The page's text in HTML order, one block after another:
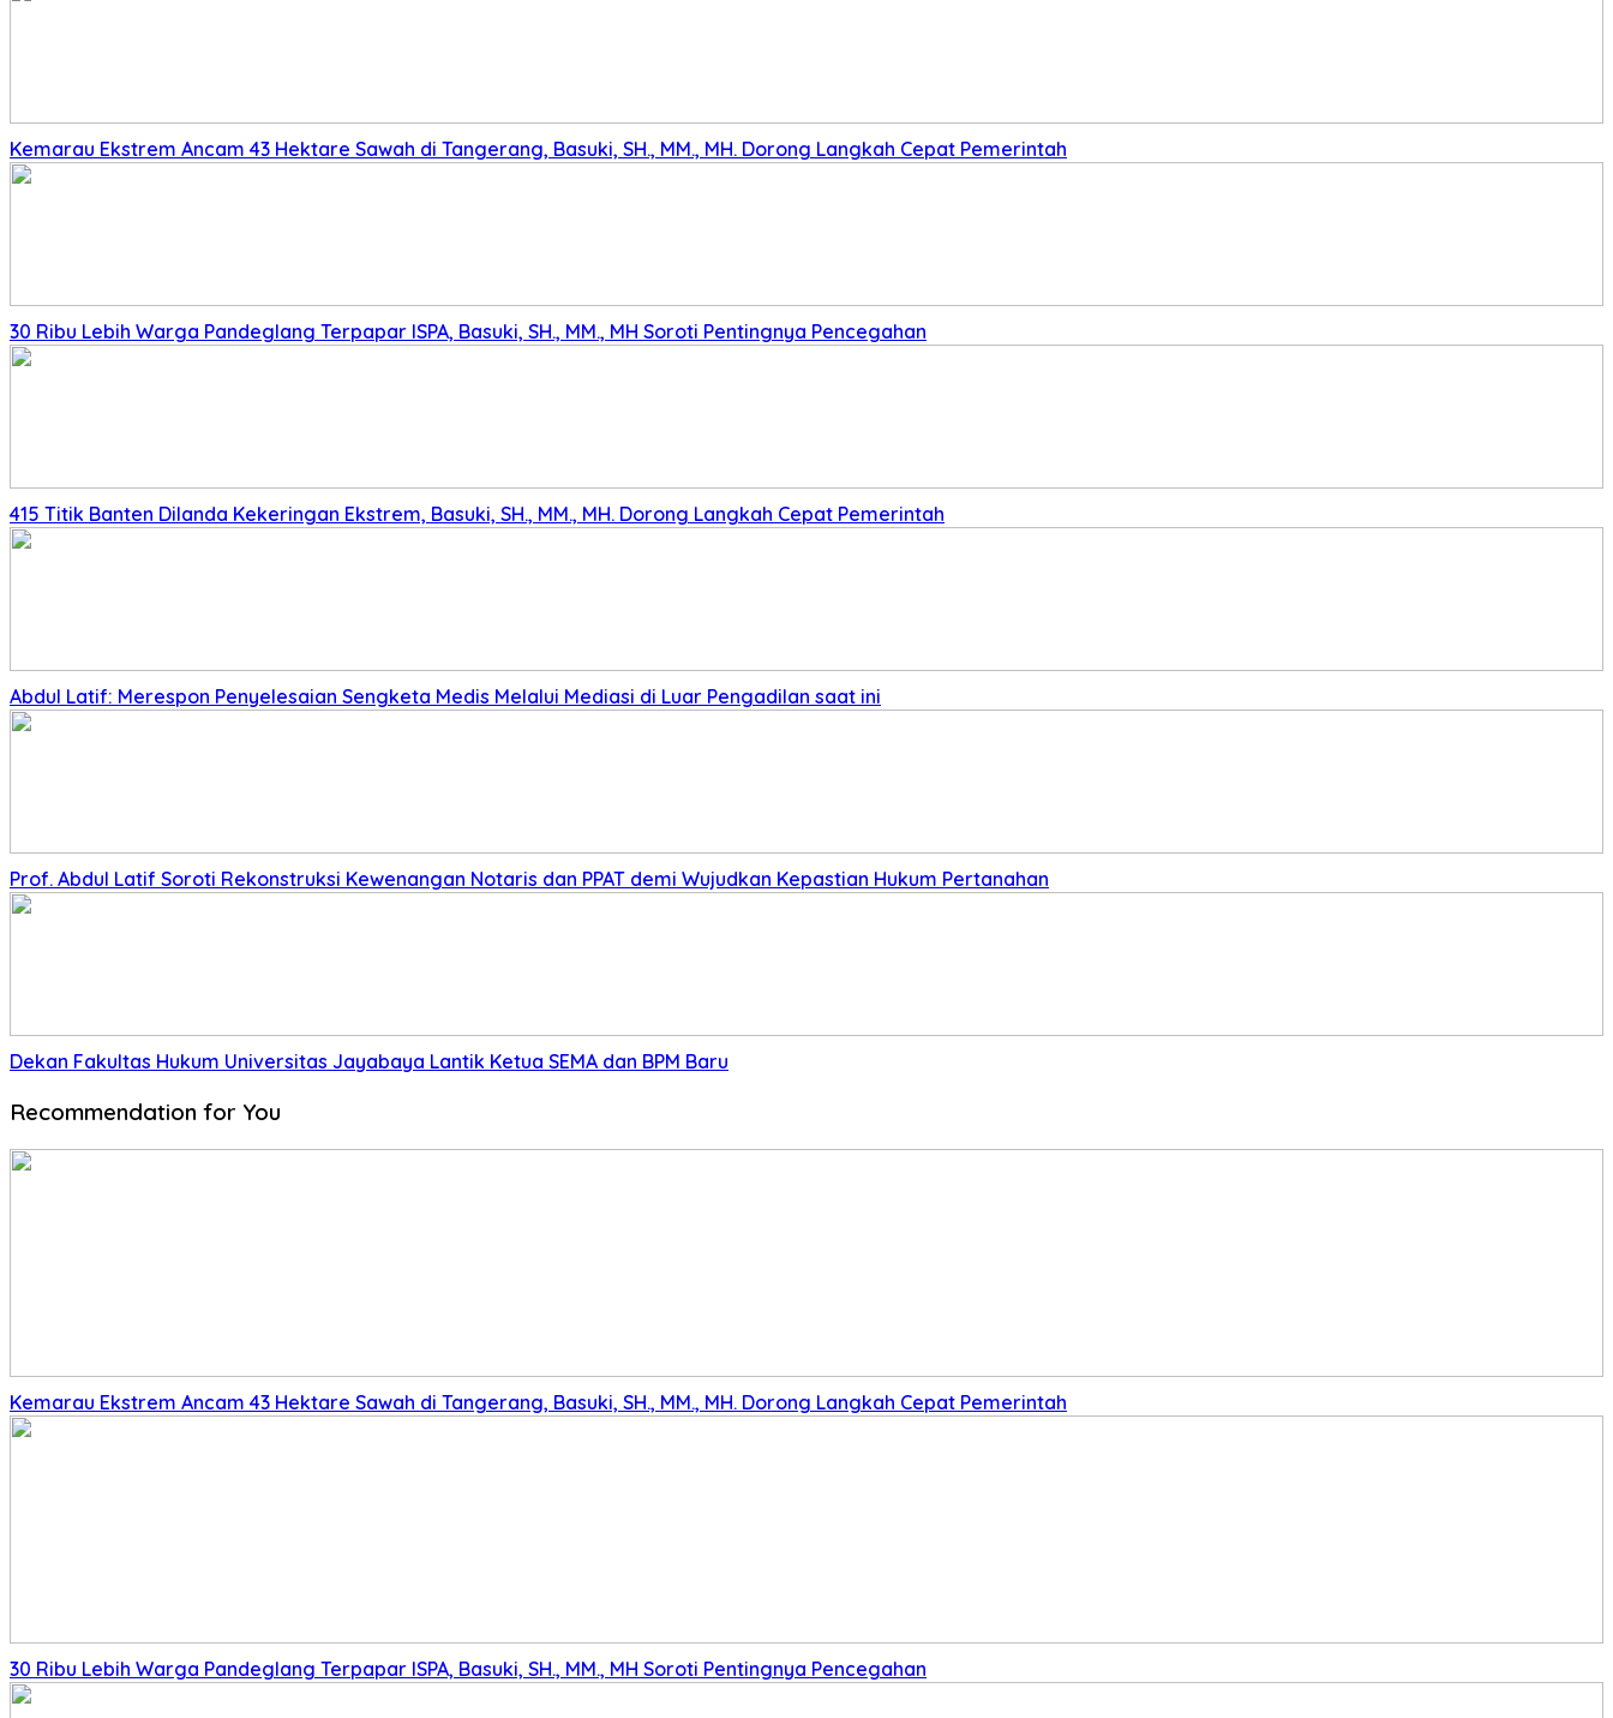
Kemarau Ekstrem Ancam 43 Hektare Sawah di Tangerang, Basuki, SH., MM., MH. Dorong Langkah Cepat Pemerintah
30 Ribu Lebih Warga Pandeglang Terpapar ISPA, Basuki, SH., MM., MH Soroti Pentingnya Pencegahan
415 Titik Banten Dilanda Kekeringan Ekstrem, Basuki, SH., MM., MH. Dorong Langkah Cepat Pemerintah
Abdul Latif: Merespon Penyelesaian Sengketa Medis Melalui Mediasi di Luar Pengadilan saat ini
Prof. Abdul Latif Soroti Rekonstruksi Kewenangan Notaris dan PPAT demi Wujudkan Kepastian Hukum Pertanahan
Dekan Fakultas Hukum Universitas Jayabaya Lantik Ketua SEMA dan BPM Baru
Recommendation for You
Kemarau Ekstrem Ancam 43 Hektare Sawah di Tangerang, Basuki, SH., MM., MH. Dorong Langkah Cepat Pemerintah
30 Ribu Lebih Warga Pandeglang Terpapar ISPA, Basuki, SH., MM., MH Soroti Pentingnya Pencegahan